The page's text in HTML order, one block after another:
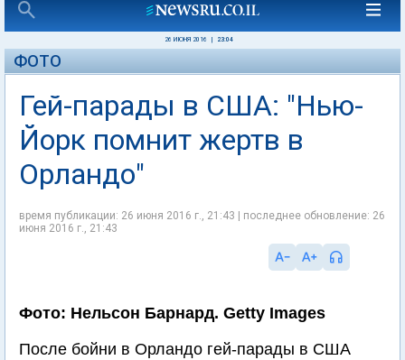
26 ИЮНЯ 2016 23:04
ФОТО
Гей-парады в США: "Нью-
Йорк помнит жертв в
Орландо"
время публикации: 26 июня 2016 г., 21:43 | последнее обновление: 26
июня 2016 г., 21:43
Фото: Нельсон Барнард. Getty Images
После бойни в Орландо гей-парады в США